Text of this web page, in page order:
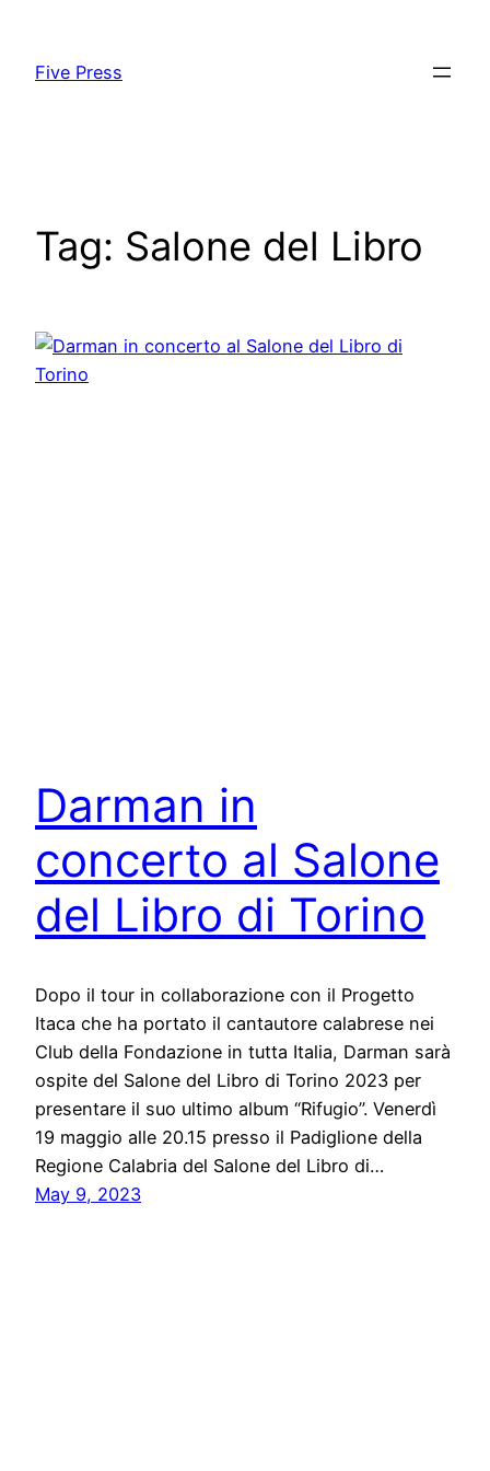
content
Five Press
Tag: Salone del Libro
Darman in
concerto al Salone
del Libro di Torino
Dopo il tour in collaborazione con il Progetto
Itaca che ha portato il cantautore calabrese nei
Club della Fondazione in tutta Italia, Darman sarà
ospite del Salone del Libro di Torino 2023 per
presentare il suo ultimo album “Rifugio”. Venerdì
19 maggio alle 20.15 presso il Padiglione della
Regione Calabria del Salone del Libro di…
May 9, 2023